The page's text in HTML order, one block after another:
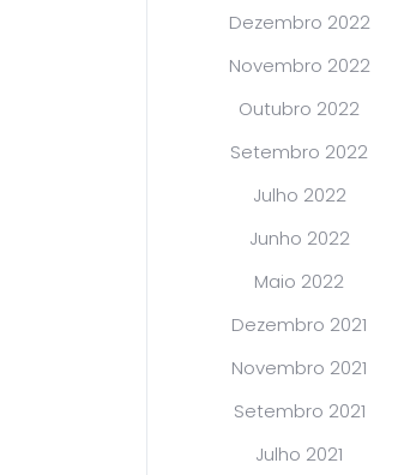
Dezembro 2022
Novembro 2022
Outubro 2022
Setembro 2022
Julho 2022
Junho 2022
Maio 2022
Dezembro 2021
Novembro 2021
Setembro 2021
Julho 2021